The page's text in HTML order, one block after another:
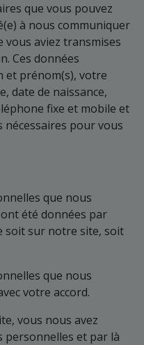
que vous pouvez
à nous communiquer
vous aviez transmises
Ces données
et prénom(s), votre
date de naissance,
fixe et mobile et
pour vous
que nous
été données par
soit sur notre site, soit
que nous
votre accord.
vous nous avez
et par là